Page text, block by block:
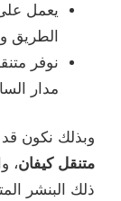
يعمل
الطريق
نوفر
مدار
وبذلك نكون
متنقل كيفان،
ذلك البنشر